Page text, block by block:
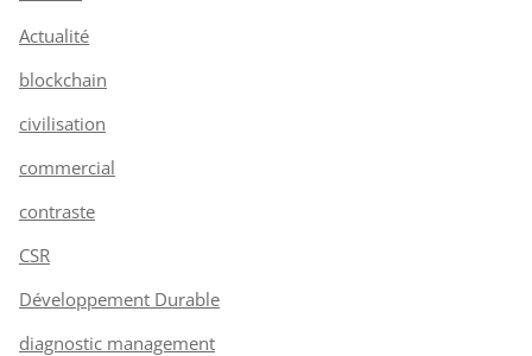
Actualité
blockchain
civilisation
commercial
contraste
CSR
Développement Durable
diagnostic management